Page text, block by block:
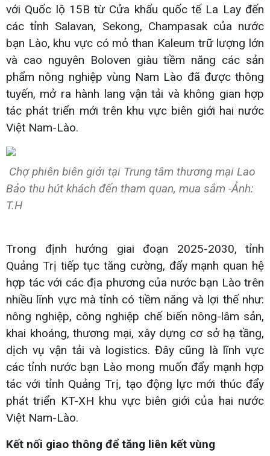
với Quốc lộ 15B từ Cửa khẩu quốc tế La Lay đến
các tỉnh Salavan, Sekong, Champasak của nước
bạn Lào, khu vực có mỏ than Kaleum trữ lượng lớn
và cao nguyên Boloven giàu tiềm năng các sản
phẩm nông nghiệp vùng Nam Lào đã được thông
tuyến, mở ra hành lang vận tải và không gian hợp
tác phát triển mới trên khu vực biên giới hai nước
Việt Nam-Lào.
Chợ phiên biên giới tại Trung tâm thương mại Lao
Bảo thu hút khách đến tham quan, mua sắm -Ảnh:
T.H
Trong định hướng giai đoạn 2025-2030, tỉnh
Quảng Trị tiếp tục tăng cường, đẩy mạnh quan hệ
hợp tác với các địa phương của nước bạn Lào trên
nhiều lĩnh vực mà tỉnh có tiềm năng và lợi thế như:
nông nghiệp, công nghiệp chế biến nông-lâm sản,
khai khoáng, thương mại, xây dựng cơ sở hạ tầng,
dịch vụ vận tải và logistics. Đây cũng là lĩnh vực
các tỉnh nước bạn Lào mong muốn đẩy mạnh hợp
tác với tỉnh Quảng Trị, tạo động lực mới thúc đẩy
phát triển KT-XH khu vực biên giới của hai nước
Việt Nam-Lào.
Kết nối giao thông để tăng liên kết vùng